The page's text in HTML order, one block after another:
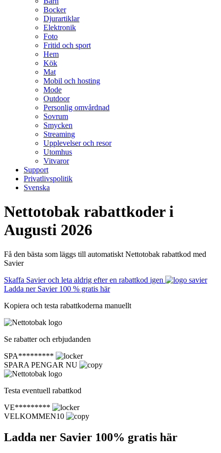
Bocker
Djurartiklar
Elektronik
Foto
Fritid och sport
Hem
Kök
Mat
Mobil och hosting
Mode
Outdoor
Personlig omvårdnad
Sovrum
Smycken
Streaming
Upplevelser och resor
Utomhus
Vitvaror
Support
Privatlivspolitik
Svenska
Nettotobak rabattkoder i
Augusti 2026
Få den bästa som läggs till automatiskt Nettotobak rabattkod med
Savier
Skaffa Savier och leta aldrig efter en rabattkod igen
Ladda ner Savier 100 % gratis här
Kopiera och testa rabattkoderna manuellt
Se rabatter och erbjudanden
SPA*********
SPARA PENGAR NU
Testa eventuell rabattkod
VE*********
VELKOMMEN10
Ladda ner Savier 100% gratis här